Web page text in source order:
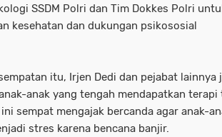
SSDM Polri dan Tim Dokkes Polri
kesehatan dan dukungan psikososial
itu, Irjen Dedi dan pejabat lainnya
anak yang tengah mendapatkan terapi
sempat mengajak bercanda agar anak-
stres karena bencana banjir.